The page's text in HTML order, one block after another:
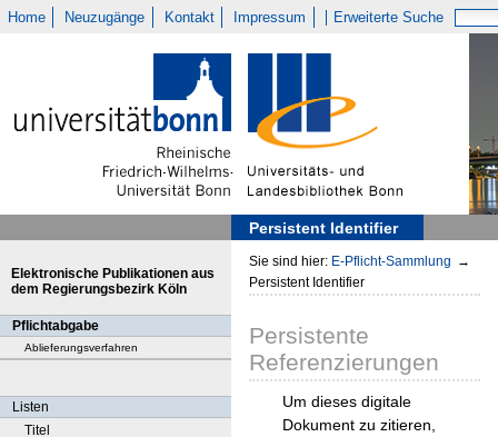
Home Neuzugänge Kontakt Impressum Erweiterte Suche
Persistent Identifier
Elektronische Publikationen aus
dem Regierungsbezirk Köln
Pflichtabgabe
Ablieferungsverfahren
Listen
Titel
Sie sind hier: E-Pflicht-Sammlung →
Persistent Identifier
Persistente
Referenzierungen
Um dieses digitale
Dokument zu zitieren,